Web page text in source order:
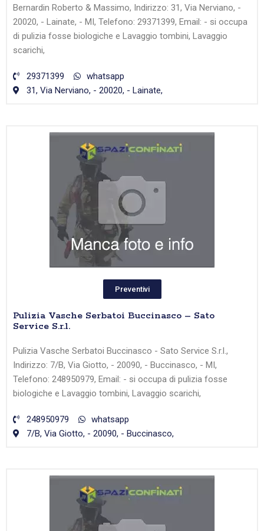
Bernardin Roberto & Massimo, Indirizzo: 31, Via Nerviano, -
20020, - Lainate, - MI, Telefono: 29371399, Email: - si occupa
di pulizia fosse biologiche e Lavaggio tombini, Lavaggio
scarichi,
29371399
whatsapp
31, Via Nerviano, - 20020, - Lainate,
Preventivi
Pulizia Vasche Serbatoi Buccinasco – Sato
Service S.r.l.
Pulizia Vasche Serbatoi Buccinasco - Sato Service S.r.l.,
Indirizzo: 7/B, Via Giotto, - 20090, - Buccinasco, - MI,
Telefono: 248950979, Email: - si occupa di pulizia fosse
biologiche e Lavaggio tombini, Lavaggio scarichi,
248950979
whatsapp
7/B, Via Giotto, - 20090, - Buccinasco,